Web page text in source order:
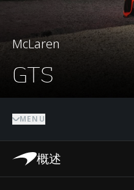
McLaren
GTS
MENU
概述